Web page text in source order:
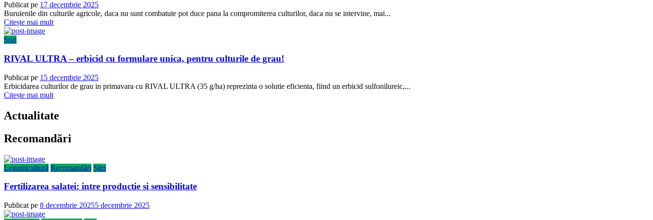
Publicat pe 17 decembrie 2025
Buruienile din culturile agricole, daca nu sunt combatute pot duce pana la compromiterea culturilor, daca nu se intervine, mai...
Citește mai mult
Știri
RIVAL ULTRA – erbicid cu formulare unica, pentru culturile de grau!
Publicat pe 15 decembrie 2025
Erbicidarea culturilor de grau in primavara cu RIVAL ULTRA (35 g/ha) reprezinta o solutie eficienta, fiind un erbicid sulfonilureic,...
Citește mai mult
Actualitate
Recomandări
Legumicultură Recomandări Știri
Fertilizarea salatei: intre productie si sensibilitate
Publicat pe 8 decembrie 20255 decembrie 2025